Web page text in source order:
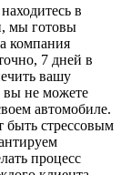
в
мы готовы
компания
7 дней в
вашу
вы не можете
автомобиле.
стрессовым
процесс